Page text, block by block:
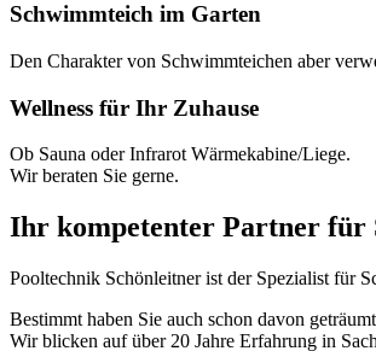
Schwimmteich im Garten
Den Charakter von Schwimmteichen aber
Wellness für Ihr Zuhause
Ob Sauna oder Infrarot Wärmekabine/Liege.
Wir beraten Sie gerne.
Ihr kompetenter Partner für
Pooltechnik Schönleitner ist der Spezialist für
Bestimmt haben Sie auch schon davon
Wir blicken auf über 20 Jahre Erfahrung in